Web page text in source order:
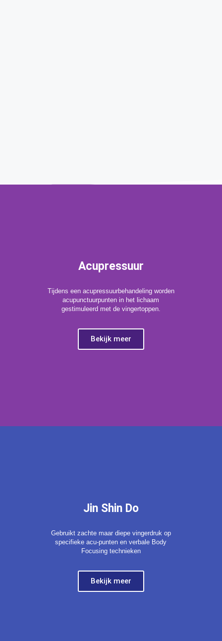
Acupressuur
Tijdens een acupressuurbehandeling worden
acupunctuurpunten in het lichaam
gestimuleerd met de vingertoppen.
Bekijk meer
Jin Shin Do
Gebruikt zachte maar diepe vingerdruk op
specifieke acu-punten en verbale Body
Focusing technieken
Bekijk meer